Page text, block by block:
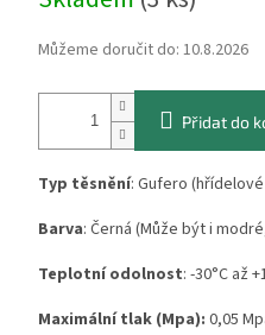
Můžeme doručit do: 10.8.2026
Přidat do
Typ těsnění: Gufero
Barva: Černá (Může být i
Teplotní odolnost: -30°C až
Maximální tlak (Mpa): 0,05